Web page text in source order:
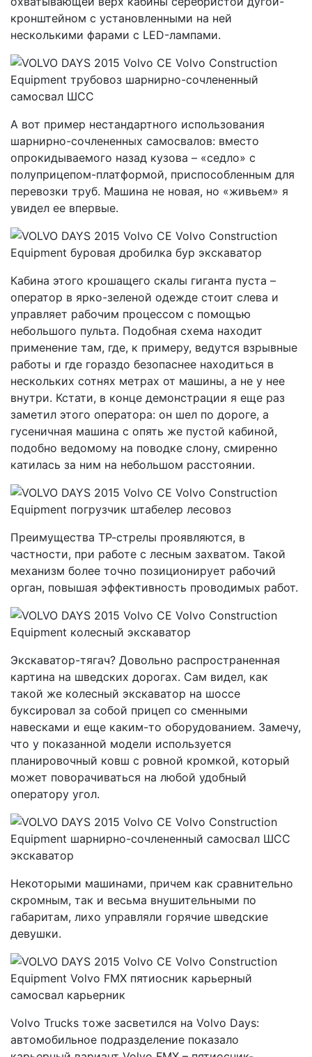
кронштейном с установленными на ней
несколькими фарами с LED-лампами.
А вот пример нестандартного использования
шарнирно-сочлененных самосвалов: вместо
опрокидываемого назад кузова – «седло» с
полуприцепом-платформой, приспособленным для
перевозки труб. Машина не новая, но «живьем» я
увидел ее впервые.
Кабина этого крошащего скалы гиганта пуста –
оператор в ярко-зеленой одежде стоит слева и
управляет рабочим процессом с помощью
небольшого пульта. Подобная схема находит
применение там, где, к примеру, ведутся взрывные
работы и где гораздо безопаснее находиться в
нескольких сотнях метрах от машины, а не у нее
внутри. Кстати, в конце демонстрации я еще раз
заметил этого оператора: он шел по дороге, а
гусеничная машина с опять же пустой кабиной,
подобно ведомому на поводке слону, смиренно
катилась за ним на небольшом расстоянии.
Преимущества ТР-стрелы проявляются, в
частности, при работе с лесным захватом. Такой
механизм более точно позиционирует рабочий
орган, повышая эффективность проводимых работ.
Экскаватор-тягач? Довольно распространенная
картина на шведских дорогах. Сам видел, как
такой же колесный экскаватор на шоссе
буксировал за собой прицеп со сменными
навесками и еще каким-то оборудованием. Замечу,
что у показанной модели используется
планировочный ковш с ровной кромкой, который
может поворачиваться на любой удобный
оператору угол.
Некоторыми машинами, причем как сравнительно
скромным, так и весьма внушительными по
габаритам, лихо управляли горячие шведские
девушки.
Volvo Trucks тоже засветился на Volvo Days:
автомобильное подразделение показало